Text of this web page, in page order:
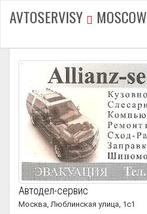
AVTOSERVISY MOSCOW
Автодел-сервис
Москва, Люблинская улица, 1с1